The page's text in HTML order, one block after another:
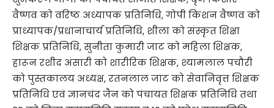
वैष्णव को वरिष्ठ अध्यापक प्रतिनिधि, गोपी किशन वैष्णव को
प्राध्यापक/प्रधानाचार्य प्रतिनिधि, शीला को संस्कृत शिक्षा
शिक्षक प्रतिनिधि, सुनीता कुमारी जाट को महिला शिक्षक,
हारून रशीद अंसारी को शारीरिक शिक्षक, श्यामलाल पचौरी
को पुस्तकालय अध्यक्ष, रतनलाल जाट को सेवानिवृत्त शिक्षक
प्रतिनिधि एवं ज्ञानचंद जैन को पंचायत शिक्षक प्रतिनिधि तथा